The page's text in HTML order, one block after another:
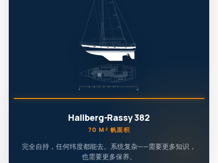
Hallberg-Rassy 382
70 M² 帆面积
完全自持，任何纬度都能去。系统复杂——需要更多知识，
也需要更多保养。